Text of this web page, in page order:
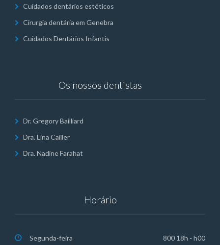
Cuidados dentários estéticos
Cirurgia dentária em Genebra
Cuidados Dentários Infantis
Os nossos dentistas
Dr. Gregory Bailliard
Dra. Lina Cailler
Dra. Nadine Farahat
Horário
Segunda-feira 800 18h - h00